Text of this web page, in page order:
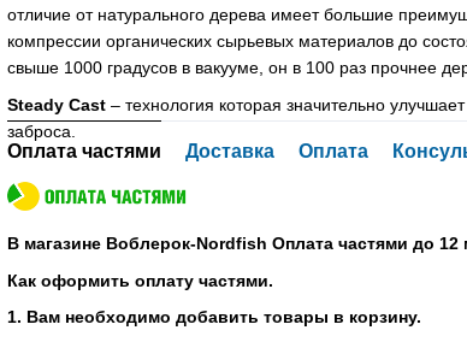
отличие от натурального дерева имеет большие
компрессии органических сырьевых материалов до
свыше 1000 градусов в вакууме, он в 100 раз прочнее
Steady Cast – технология которая значительно
заброса.
Оплата частями Доставка Оплата
В магазине Воблерок-Nordfish Оплата частями до 12
Как оформить оплату частями.
1. Вам необходимо добавить товары в корзину.